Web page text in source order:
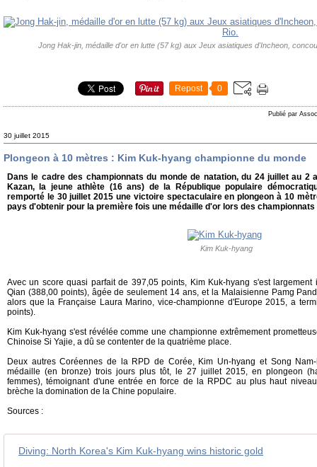
Jong Hak-jin, médaille d'or en lutte (57 kg) aux Jeux asiatiques d'Incheon,
Repost 0
Publié par
30 juillet 2015
Plongeon à 10 mètres : Kim Kuk-hyang championne du monde
Dans le cadre des championnats du monde de natation, du 24 juillet au 2
Kazan, la jeune athlète (16 ans) de la République populaire
remporté le 30 juillet 2015 une victoire spectaculaire en plongeon à 10
pays d'obtenir pour la première fois une médaille d'or lors des championnats
Kim Kuk-hyang
Avec un score quasi parfait de 397,05 points, Kim Kuk-hyang s'est
Qian (388,00 points), âgée de seulement 14 ans, et la Malaisienne Pamg
alors que la Française Laura Marino, vice-championne d'Europe 2015, a
points).
Kim Kuk-hyang s'est révélée comme une championne extrêmement
Chinoise Si Yajie, a dû se contenter de la quatrième place.
Deux autres Coréennes de la RPD de Corée, Kim Un-hyang et Song
médaille (en bronze) trois jours plus tôt, le 27 juillet 2015, en plongeon
femmes), témoignant d'une entrée en force de la RPDC au plus haut
brèche la domination de la Chine populaire
Sources :
Diving: North Korea's Kim Kuk-hyang wins historic gold